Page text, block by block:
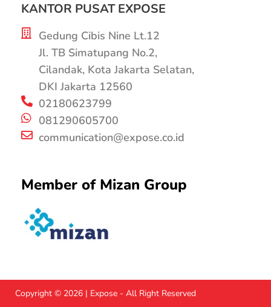
KANTOR PUSAT EXPOSE
Gedung Cibis Nine Lt.12
Jl. TB Simatupang No.2,
Cilandak, Kota Jakarta Selatan,
DKI Jakarta 12560
02180623799
081290605700
communication@expose.co.id
Member of Mizan Group
Copyright © 2026 | Expose - All Right Reserved